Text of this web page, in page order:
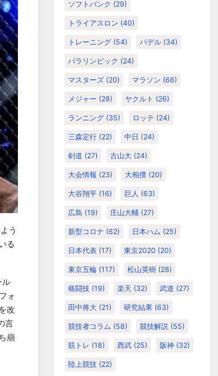
う
る
ル
ォ
改
言
崩
ソフトバンク (29)
トライアスロン (40)
トレーニング (54) パデル (34)
パラリンピック (24)
マスターズ (20) マラソン (66)
メジャー (28) ヤクルト (26)
ランニング (35) ロッテ (24)
三森定行 (22) 中日 (24)
剣道 (27) 古山大 (24)
大会情報 (23) 大相撲 (20)
大谷翔平 (16) 巨人 (63)
広島 (19) 庄山大輔 (27)
新型コロナ (62) 日本ハム (25)
日本代表 (17) 東京2020 (20)
東京五輪 (117) 松山英樹 (28)
格闘技 (19) 楽天 (32) 武道 (27)
田中将大 (21) 研究結果 (63)
競技者コラム (58) 競技解説 (55)
筋トレ (18) 西武 (25) 阪神 (32)
陸上競技 (22)